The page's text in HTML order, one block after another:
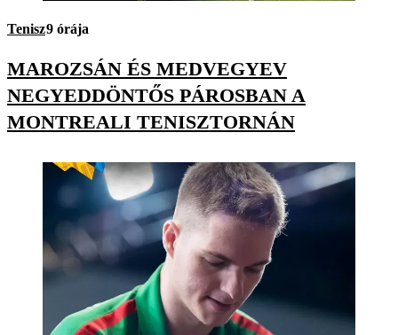
Tenisz9 órája
MAROZSÁN ÉS MEDVEGYEV
NEGYEDDÖNTŐS PÁROSBAN A
MONTREALI TENISZTORNÁN